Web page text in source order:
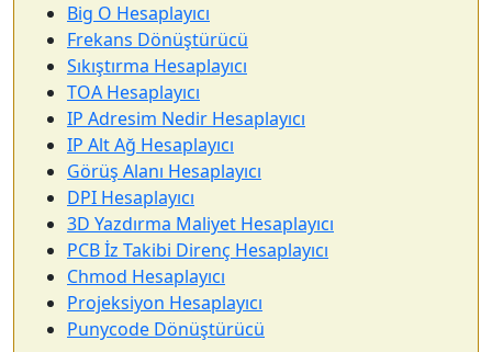
Big O Hesaplayıcı
Frekans Dönüştürücü
Sıkıştırma Hesaplayıcı
TOA Hesaplayıcı
IP Adresim Nedir Hesaplayıcı
IP Alt Ağ Hesaplayıcı
Görüş Alanı Hesaplayıcı
DPI Hesaplayıcı
3D Yazdırma Maliyet Hesaplayıcı
PCB İz Takibi Direnç Hesaplayıcı
Chmod Hesaplayıcı
Projeksiyon Hesaplayıcı
Punycode Dönüştürücü